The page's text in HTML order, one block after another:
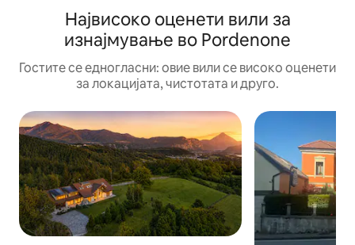
Највисоко оценети вили за
изнајмување во Pordenone
Гостите се едногласни: овие вили се високо оценети
за локацијата, чистотата и друго.